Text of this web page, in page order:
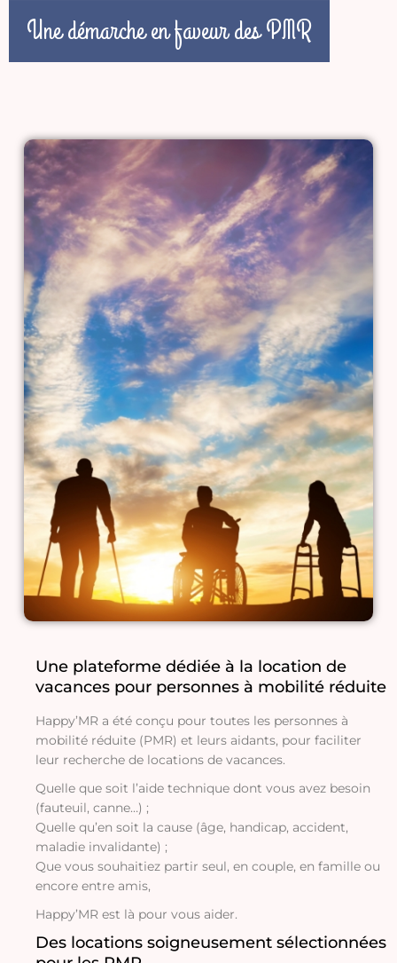
Une démarche en faveur des PMR
Une plateforme dédiée à la location de
vacances pour personnes à mobilité réduite
Happy’MR a été conçu pour toutes les personnes à
mobilité réduite (PMR) et leurs aidants, pour faciliter
leur recherche de locations de vacances.
Quelle que soit l’aide technique dont vous avez besoin
(fauteuil, canne…) ;
Quelle qu’en soit la cause (âge, handicap, accident,
maladie invalidante) ;
Que vous souhaitiez partir seul, en couple, en famille ou
encore entre amis,
Happy’MR est là pour vous aider.
Des locations soigneusement sélectionnées